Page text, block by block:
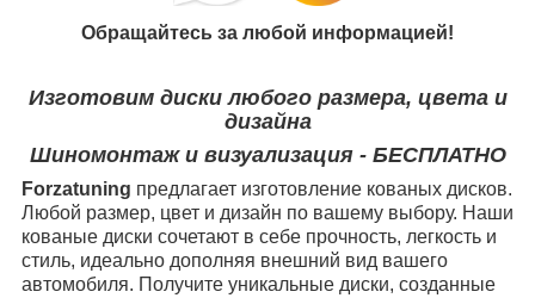
Обращайтесь за любой информацией!
Изготовим диски любого размера, цвета и
дизайна
Шиномонтаж и визуализация - БЕСПЛАТНО
Forzatuning предлагает изготовление кованых дисков.
Любой размер, цвет и дизайн по вашему выбору. Наши
кованые диски сочетают в себе прочность, легкость и
стиль, идеально дополняя внешний вид вашего
автомобиля. Получите уникальные диски, созданные